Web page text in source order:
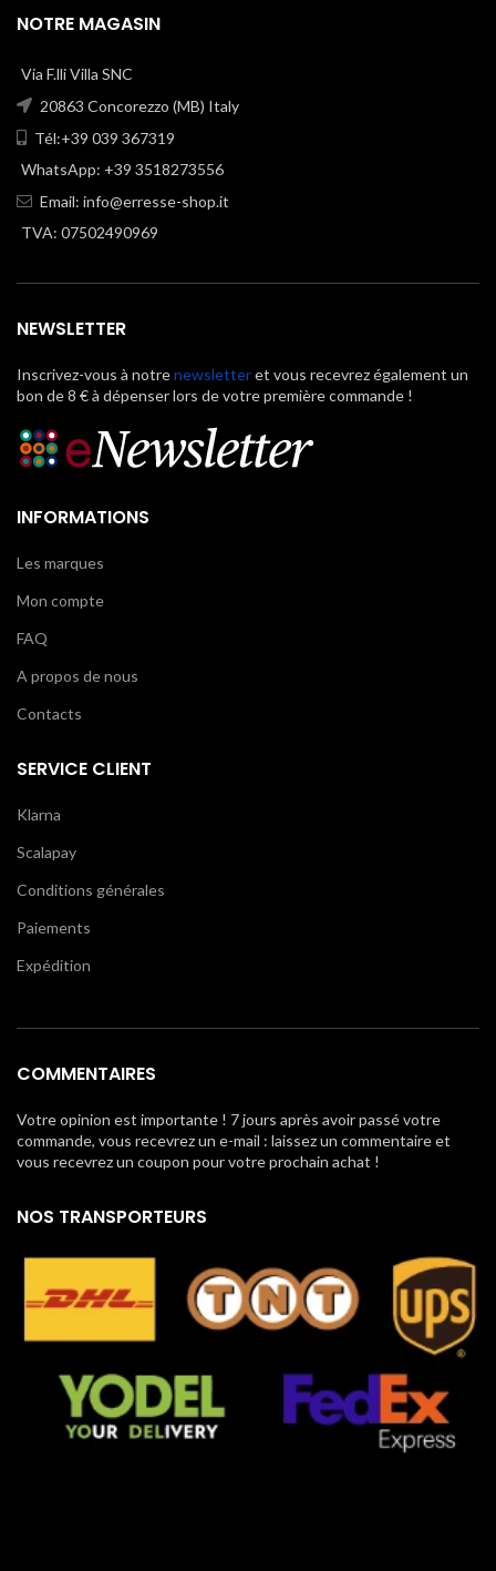
NOTRE MAGASIN
Via F.lli Villa SNC
20863 Concorezzo (MB) Italy
Tél:+39 039 367319
WhatsApp: +39 3518273556
Email: info@erresse-shop.it
TVA: 07502490969
NEWSLETTER
Inscrivez-vous à notrenewsletteret vous recevrez également un
bon de 8 € à dépenser lors de votre première commande !
INFORMATIONS
Les marques
Mon compte
FAQ
A propos de nous
Contacts
SERVICE CLIENT
Klarna
Scalapay
Conditions générales
Paiements
Expédition
COMMENTAIRES
Votre opinion est importante ! 7 jours après avoir passé votre
commande, vous recevrez un e-mail : laissez un commentaire et
vous recevrez un coupon pour votre prochain achat !
NOS TRANSPORTEURS